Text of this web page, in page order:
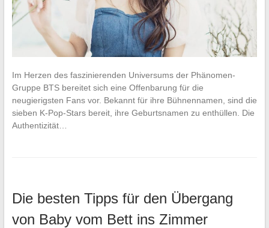
Im Herzen des faszinierenden Universums der Phänomen-
Gruppe BTS bereitet sich eine Offenbarung für die
neugierigsten Fans vor. Bekannt für ihre Bühnennamen, sind die
sieben K-Pop-Stars bereit, ihre Geburtsnamen zu enthüllen. Die
Authentizität…
Die besten Tipps für den Übergang
von Baby vom Bett ins Zimmer